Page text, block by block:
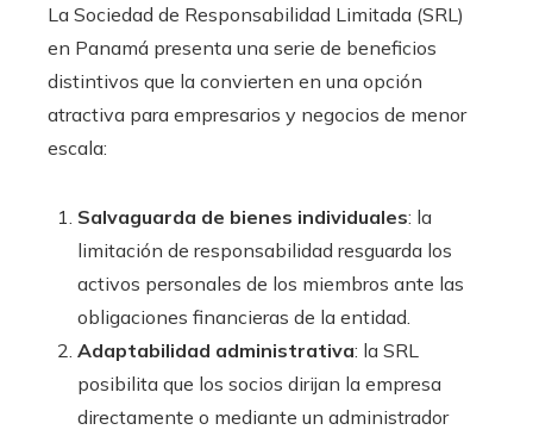
La Sociedad de Responsabilidad Limitada (SRL)
en Panamá presenta una serie de beneficios
distintivos que la convierten en una opción
atractiva para empresarios y negocios de menor
escala:
Salvaguarda de bienes individuales: la
limitación de responsabilidad resguarda los
activos personales de los miembros ante las
obligaciones financieras de la entidad.
Adaptabilidad administrativa: la SRL
posibilita que los socios dirijan la empresa
directamente o mediante un administrador